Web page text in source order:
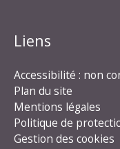
Liens
Accessibilité : non
Plan du site
Mentions légales
Politique de
Gestion des cookies